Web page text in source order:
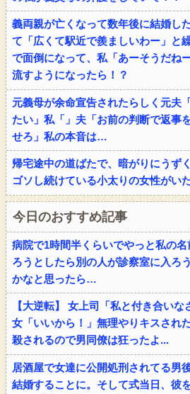
義両親が亡くなって数年後に結婚し
て「広くて駅近で羨ましいわー」と
で面倒になって、私「あーそうだね
流すようになったら！？
元義母が余命宣告されたらしく元夫
たい」私「」夫「お前の判断で返事
せろ」私の本音は…
帰宅途中の道ばたで、暗がりにうず
ゴソし続けている小太りの女性がいた
今日のおすすめ記事
病院で1時間半くらいでやっと私の
ろうとしたら別の人が診察室に入ろ
かなと思ったら…
【大逆転】 女上司「私と付き合いな
女「いいから！」無理やりキスされ
殺されるので男同僚は狂ったよ...
居酒屋で女達に公開処刑されてる男
結婚することに。そして式当日、彼